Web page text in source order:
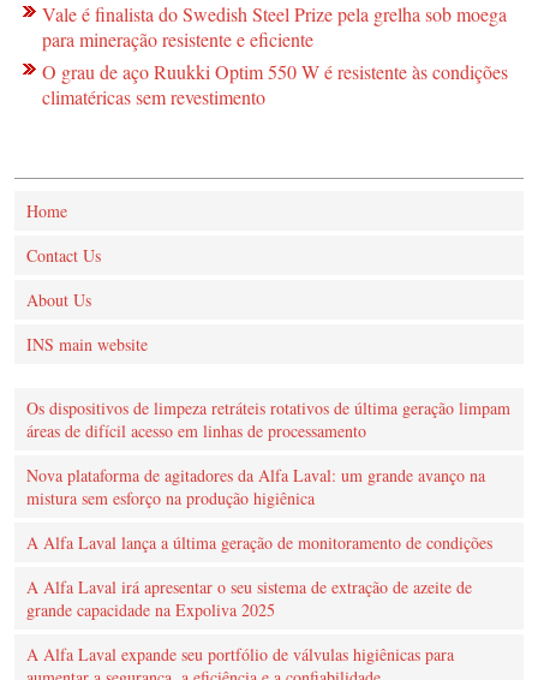
Vale é finalista do Swedish Steel Prize pela grelha sob moega
para mineração resistente e eficiente
O grau de aço Ruukki Optim 550 W é resistente às condições
climatéricas sem revestimento
Home
Contact Us
About Us
INS main website
Os dispositivos de limpeza retráteis rotativos de última geração limpam
áreas de difícil acesso em linhas de processamento
Nova plataforma de agitadores da Alfa Laval: um grande avanço na
mistura sem esforço na produção higiênica
A Alfa Laval lança a última geração de monitoramento de condições
A Alfa Laval irá apresentar o seu sistema de extração de azeite de
grande capacidade na Expoliva 2025
A Alfa Laval expande seu portfólio de válvulas higiênicas para